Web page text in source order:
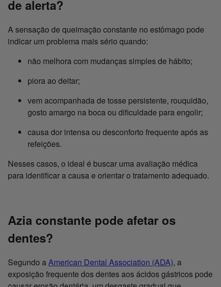
de alerta?
A sensação de queimação constante no estômago pode
indicar um problema mais sério quando:
não melhora com mudanças simples de hábito;
piora ao deitar;
vem acompanhada de tosse persistente, rouquidão,
gosto amargo na boca ou dificuldade para engolir;
causa dor intensa ou desconforto frequente após as
refeições.
Nesses casos, o ideal é buscar uma avaliação médica
para identificar a causa e orientar o tratamento adequado.
Azia constante pode afetar os
dentes?
Segundo aAmerican Dental Association (ADA), a
exposição frequente dos dentes aos ácidos gástricos pode